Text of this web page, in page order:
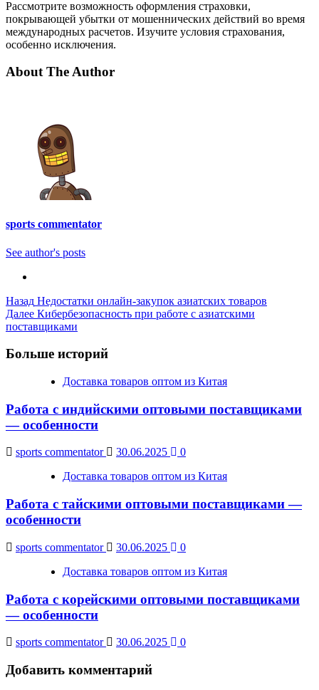
Рассмотрите возможность оформления страховки,
покрывающей убытки от мошеннических действий во время
международных расчетов. Изучите условия страхования,
особенно исключения.
About The Author
sports commentator
See author's posts
Post
Navigation
Назад Недостатки онлайн-закупок азиатских товаров
Далее Кибербезопасность при работе с азиатскими
поставщиками
Больше историй
Доставка товаров оптом из Китая
Работа с индийскими оптовыми поставщиками
— особенности
sports commentator 30.06.2025
0
Доставка товаров оптом из Китая
Работа с тайскими оптовыми поставщиками —
особенности
sports commentator 30.06.2025
0
Доставка товаров оптом из Китая
Работа с корейскими оптовыми поставщиками
— особенности
sports commentator 30.06.2025 0
Добавить комментарий